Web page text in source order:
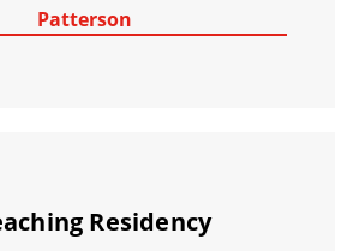
Patterson
Residency